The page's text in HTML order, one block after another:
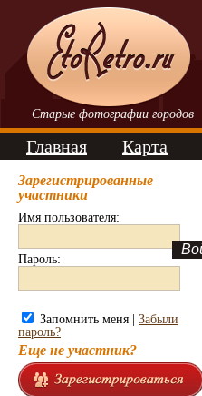
Старые фотографии городов
Главная Карта
Зарегистрированные
участники
Имя пользователя:
Пароль:
Запомнить меня | Забыли
пароль?
Еще не участник?